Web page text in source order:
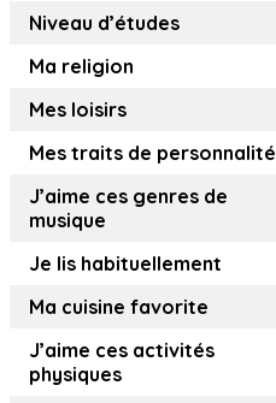
Niveau d’études
Ma religion
Mes loisirs
Mes traits de personnalité
J’aime ces genres de
musique
Je lis habituellement
Ma cuisine favorite
J’aime ces activités
physiques